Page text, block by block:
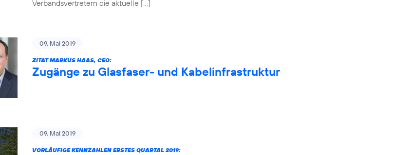
Verbandsvertretern die aktuelle […]
09. Mai 2019
ZITAT MARKUS HAAS, CEO:
Zugänge zu Glasfaser- und Kabelinfrastruktur
09. Mai 2019
VORLÄUFIGE KENNZAHLEN ERSTES QUARTAL 2019: